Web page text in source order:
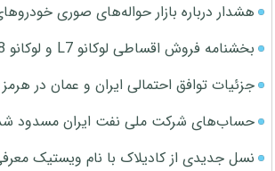
هشدار درباره بازار حواله‌های صوری
بخشنامه فروش اقساطی لوکانو L7 و لوکانو L8 (مرداد 1405)
جزئیات توافق احتمالی ایران و عمان در هرمز
حساب‌های شرکت ملی نفت ایران مسدود
نسل جدیدی از کادیلاک با نام ویستیک